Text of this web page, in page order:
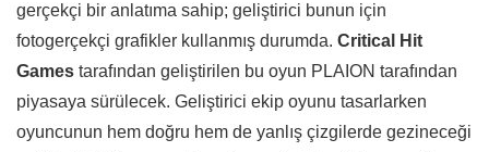
gerçekçi bir anlatıma sahip; geliştirici bunun için
fotogerçekçi grafikler kullanmış durumda. Critical Hit
Games tarafından geliştirilen bu oyun PLAION tarafından
piyasaya sürülecek. Geliştirici ekip oyunu tasarlarken
oyuncunun hem doğru hem de yanlış çizgilerde gezineceği